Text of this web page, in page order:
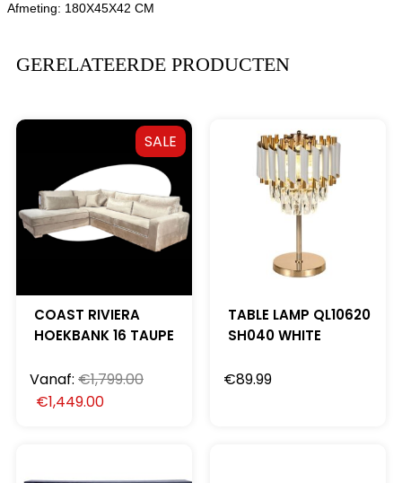
Afmeting: 180X45X42 CM
GERELATEERDE PRODUCTEN
SALE
COAST RIVIERA
HOEKBANK 16 TAUPE
Vanaf: €1,799.00
€1,449.00
TABLE LAMP QL10620
SH040 WHITE
€89.99